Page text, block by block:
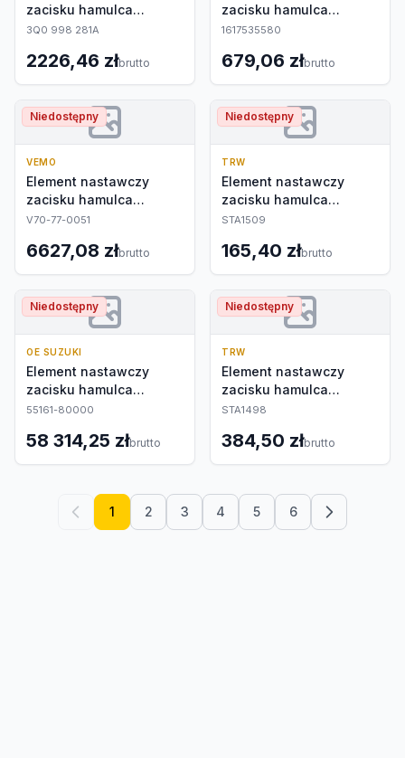
zacisku hamulca
postojowego
3Q0 998 281A
2226,46 złbrutto
zacisku hamulca
postojowego
1617535580
679,06 złbrutto
Niedostępny
VEMO
Element nastawczy
zacisku hamulca
postojowego
V70-77-0051
6627,08 złbrutto
Niedostępny
TRW
Element nastawczy
zacisku hamulca
postojowego
STA1509
165,40 złbrutto
Niedostępny
OE SUZUKI
Element nastawczy
zacisku hamulca
postojowego
55161-80000
58 314,25 złbrutto
Niedostępny
TRW
Element nastawczy
zacisku hamulca
postojowego
STA1498
384,50 złbrutto
1 2 3 4 5 6